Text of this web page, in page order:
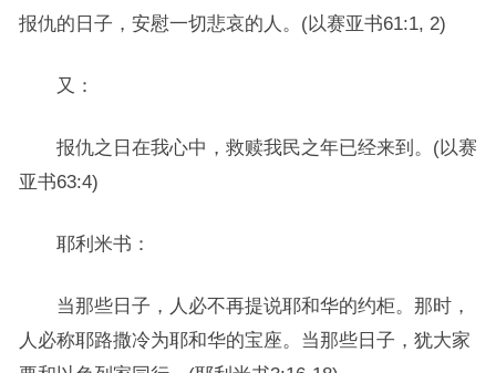
报仇的日子，安慰一切悲哀的人。(以赛亚书61:1, 2)
又：
报仇之日在我心中，救赎我民之年已经来到。(以赛
亚书63:4)
耶利米书：
当那些日子，人必不再提说耶和华的约柜。那时，
人必称耶路撒冷为耶和华的宝座。当那些日子，犹大家